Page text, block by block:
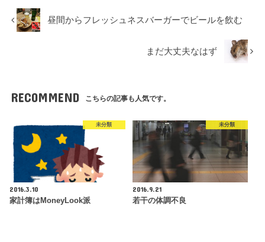
昼間からフレッシュネスバーガーでビールを飲む
まだ大丈夫なはず
RECOMMEND こちらの記事も人気です。
未分類
2016.3.10
家計簿はMoneyLook派
未分類
2016.9.21
若干の体調不良